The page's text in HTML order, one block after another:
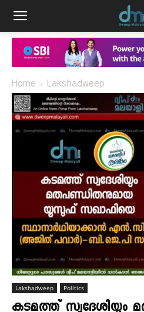
Home Lakshadweep
Lakshadweep Politics